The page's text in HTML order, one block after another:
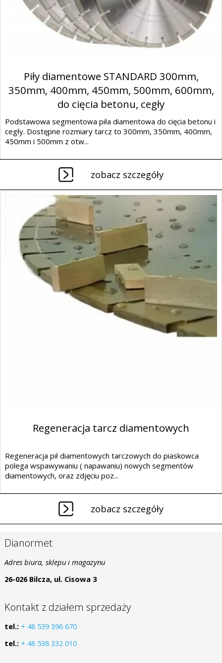
Piły diamentowe STANDARD 300mm,
350mm, 400mm, 450mm, 500mm, 600mm,
do cięcia betonu, cegły
Podstawowa segmentowa piła diamentowa do cięcia betonu i
cegły. Dostępne rozmiary tarcz to 300mm, 350mm, 400mm,
450mm i 500mm z otw...
zobacz szczegóły
Regeneracja tarcz diamentowych
Regeneracja pił diamentowych tarczowych do piaskowca
polega wspawywaniu ( napawaniu) nowych segmentów
diamentowych, oraz zdjęciu poz...
zobacz szczegóły
Dianormet
Adres biura, sklepu i magazynu
26-026 Bilcza, ul. Cisowa 3
Kontakt z działem sprzedaży
tel.: + 48 539 396 670
tel.: + 48 538 332 010